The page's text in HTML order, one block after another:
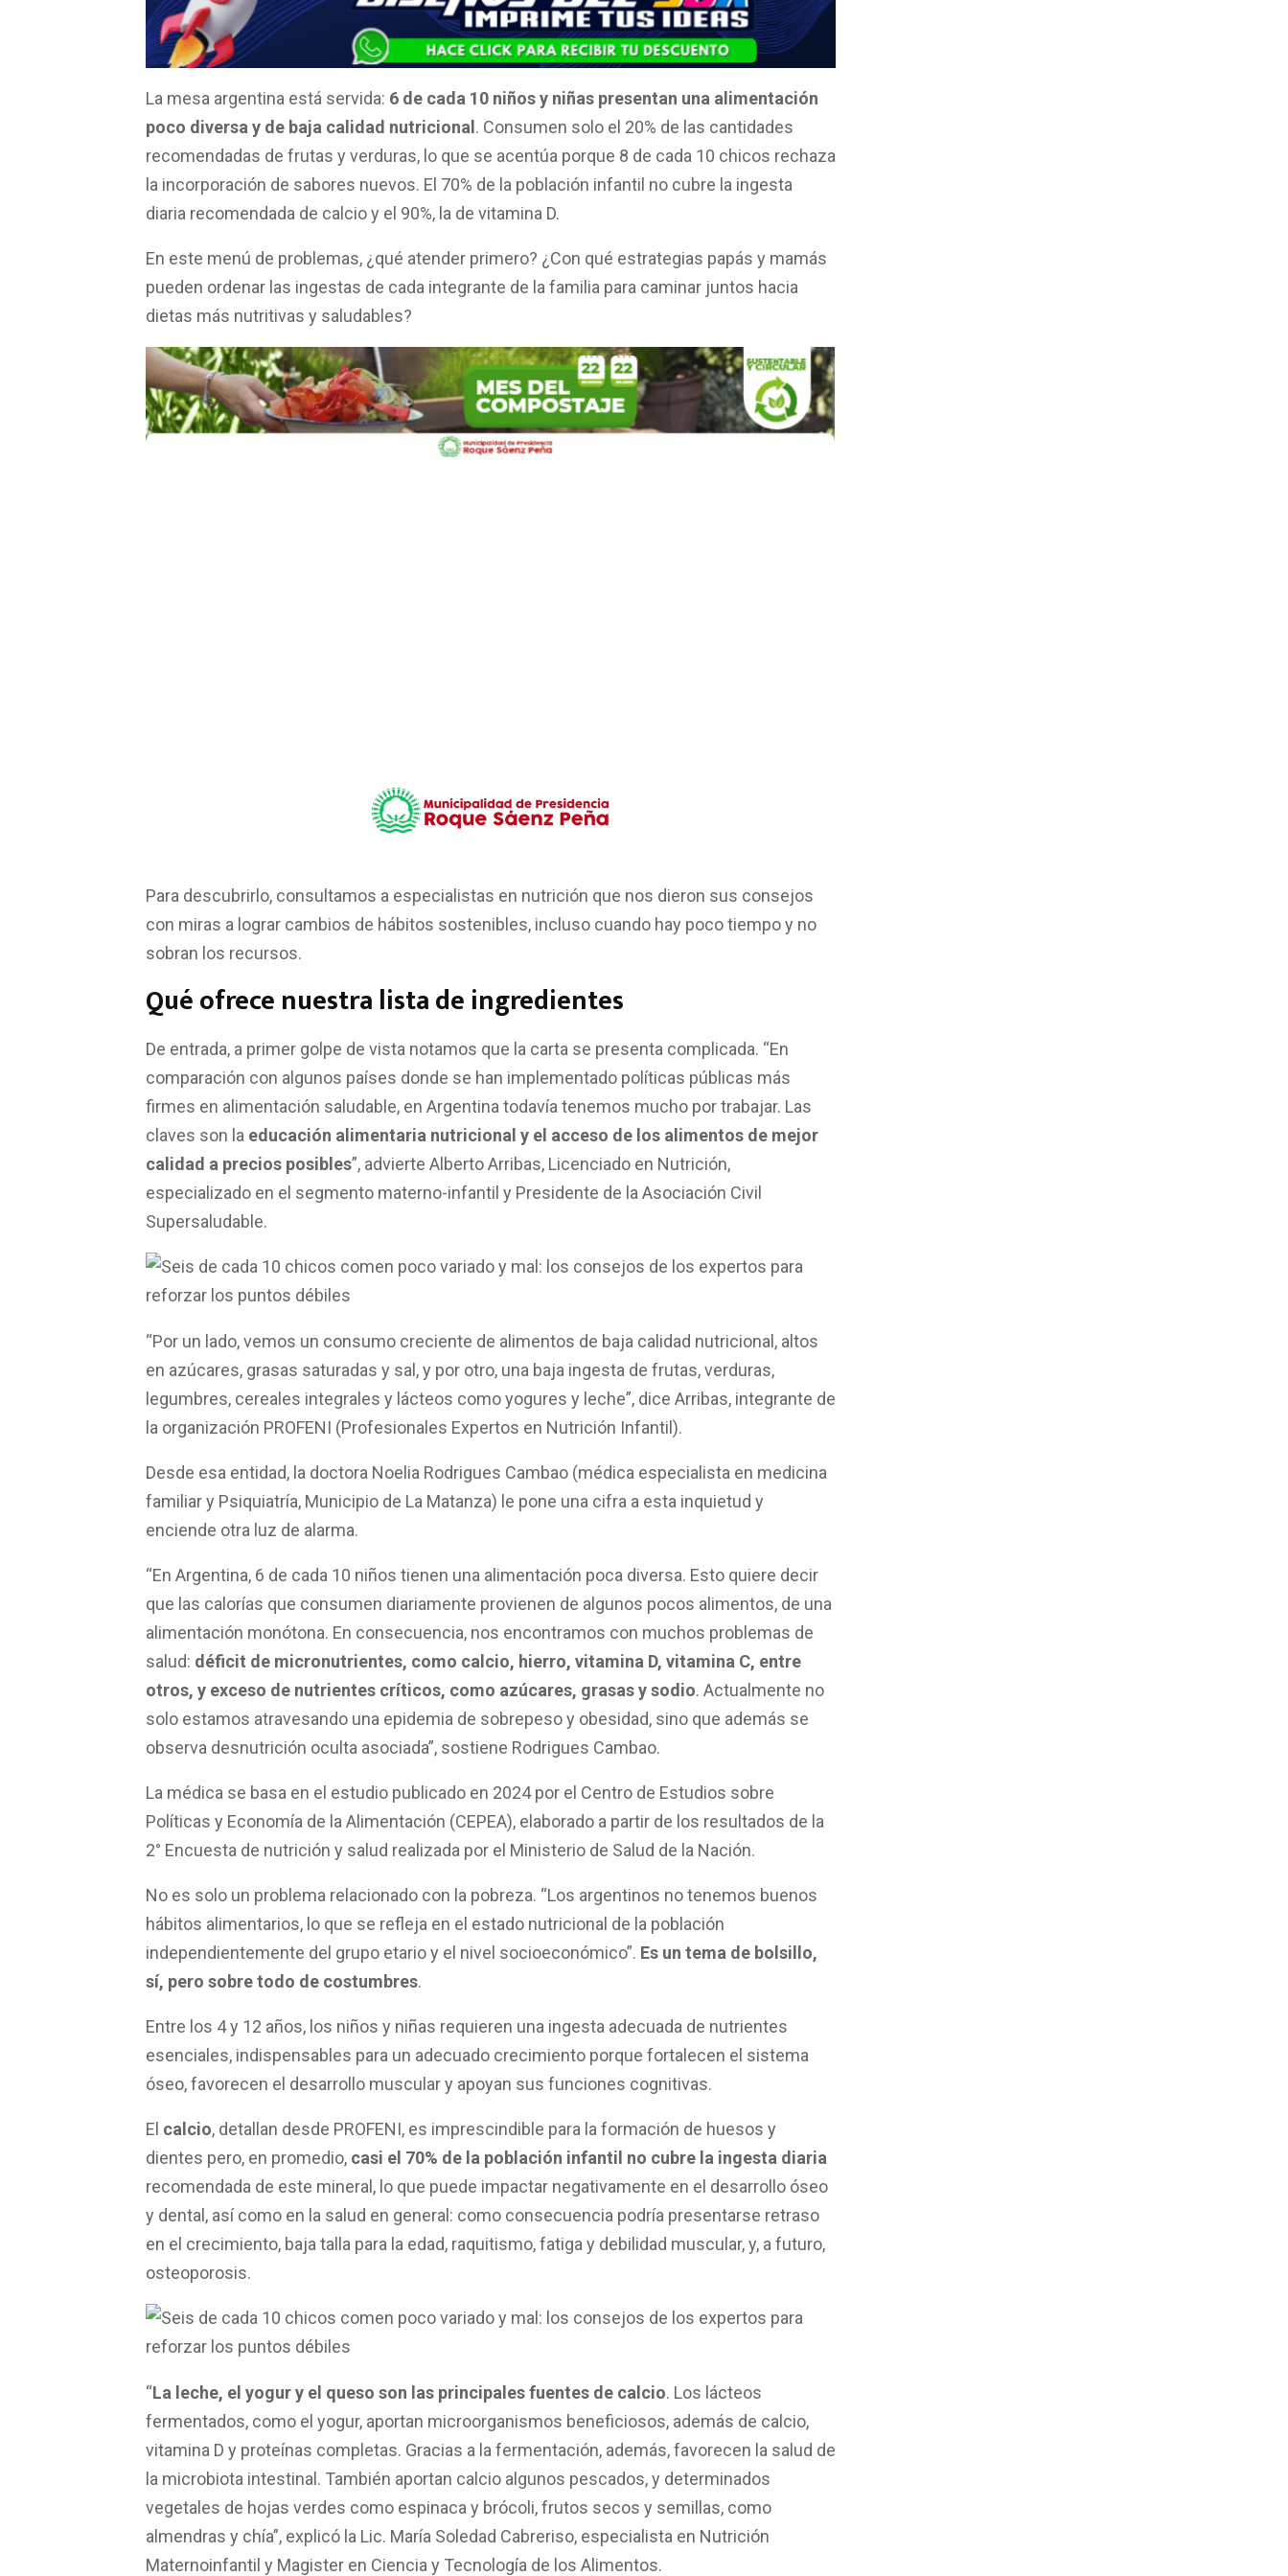
c
e
b
o
o
k
a
t
s
A
p
p
i
t
t
e
r
a
i
l
m
a
r
t
i
r
La mesa argentina está servida: 6 de cada 10 niños y niñas presentan una alimentación
poco diversa y de baja calidad nutricional . Consumen solo el 20% de las cantidades
recomendadas de frutas y verduras, lo que se acentúa porque 8 de cada 10 chicos rechaza
la incorporación de sabores nuevos. El 70% de la población infantil no cubre la ingesta
diaria recomendada de calcio y el 90%, la de vitamina D.
En este menú de problemas, ¿qué atender primero? ¿Con qué estrategias papás y mamás
pueden ordenar las ingestas de cada integrante de la familia para caminar juntos hacia
dietas más nutritivas y saludables?
Para descubrirlo, consultamos a especialistas en nutrición que nos dieron sus consejos
con miras a lograr cambios de hábitos sostenibles, incluso cuando hay poco tiempo y no
sobran los recursos.
Qué ofrece nuestra lista de ingredientes
De entrada, a primer golpe de vista notamos que la carta se presenta complicada. “En
comparación con algunos países donde se han implementado políticas públicas más
firmes en alimentación saludable, en Argentina todavía tenemos mucho por trabajar. Las
claves son la educación alimentaria nutricional y el acceso de los alimentos de mejor
calidad a precios posibles”, advierte Alberto Arribas, Licenciado en Nutrición,
especializado en el segmento materno-infantil y Presidente de la Asociación Civil
Supersaludable.
“Por un lado, vemos un consumo creciente de alimentos de baja calidad nutricional, altos
en azúcares, grasas saturadas y sal, y por otro, una baja ingesta de frutas, verduras,
legumbres, cereales integrales y lácteos como yogures y leche”, dice Arribas, integrante de
la organización PROFENI (Profesionales Expertos en Nutrición Infantil).
Desde esa entidad, la doctora Noelia Rodrigues Cambao (médica especialista en medicina
familiar y Psiquiatría, Municipio de La Matanza) le pone una cifra a esta inquietud y
enciende otra luz de alarma.
“En Argentina, 6 de cada 10 niños tienen una alimentación poca diversa. Esto quiere decir
que las calorías que consumen diariamente provienen de algunos pocos alimentos, de una
alimentación monótona. En consecuencia, nos encontramos con muchos problemas de
salud: déficit de micronutrientes, como calcio, hierro, vitamina D, vitamina C, entre
otros, y exceso de nutrientes críticos, como azúcares, grasas y sodio. Actualmente no
solo estamos atravesando una epidemia de sobrepeso y obesidad, sino que además se
observa desnutrición oculta asociada”, sostiene Rodrigues Cambao.
La médica se basa en el estudio publicado en 2024 por el Centro de Estudios sobre
Políticas y Economía de la Alimentación (CEPEA), elaborado a partir de los resultados de la
2° Encuesta de nutrición y salud realizada por el Ministerio de Salud de la Nación.
No es solo un problema relacionado con la pobreza. “Los argentinos no tenemos buenos
hábitos alimentarios, lo que se refleja en el estado nutricional de la población
independientemente del grupo etario y el nivel socioeconómico”. Es un tema de bolsillo,
sí, pero sobre todo de costumbres.
Entre los 4 y 12 años, los niños y niñas requieren una ingesta adecuada de nutrientes
esenciales, indispensables para un adecuado crecimiento porque fortalecen el sistema
óseo, favorecen el desarrollo muscular y apoyan sus funciones cognitivas.
El calcio, detallan desde PROFENI, es imprescindible para la formación de huesos y
dientes pero, en promedio, casi el 70% de la población infantil no cubre la ingesta diaria
recomendada de este mineral, lo que puede impactar negativamente en el desarrollo óseo
y dental, así como en la salud en general: como consecuencia podría presentarse retraso
en el crecimiento, baja talla para la edad, raquitismo, fatiga y debilidad muscular, y, a futuro,
osteoporosis.
“La leche, el yogur y el queso son las principales fuentes de calcio. Los lácteos
fermentados, como el yogur, aportan microorganismos beneficiosos, además de calcio,
vitamina D y proteínas completas. Gracias a la fermentación, además, favorecen la salud de
la microbiota intestinal. También aportan calcio algunos pescados, y determinados
vegetales de hojas verdes como espinaca y brócoli, frutos secos y semillas, como
almendras y chía”, explicó la Lic. María Soledad Cabreriso, especialista en Nutrición
Maternoinfantil y Magister en Ciencia y Tecnología de los Alimentos.